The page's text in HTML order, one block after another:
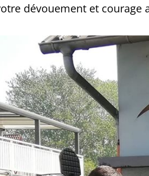
dévouement et courage